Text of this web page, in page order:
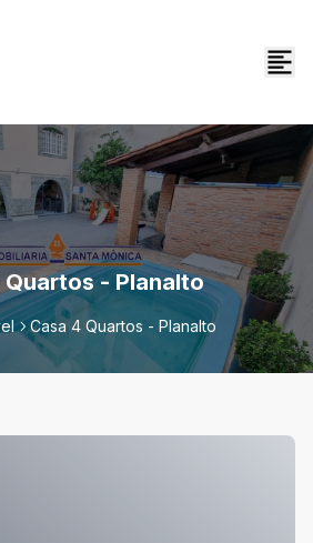
Quartos - Planalto
Casa 4 Quartos - Planalto